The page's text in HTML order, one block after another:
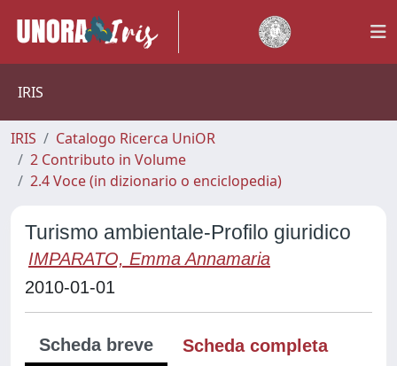
IRIS
IRIS
Catalogo Ricerca UniOR
2 Contributo in Volume
2.4 Voce (in dizionario o enciclopedia)
Turismo ambientale-Profilo giuridico
IMPARATO, Emma Annamaria
2010-01-01
Scheda breve
Scheda completa